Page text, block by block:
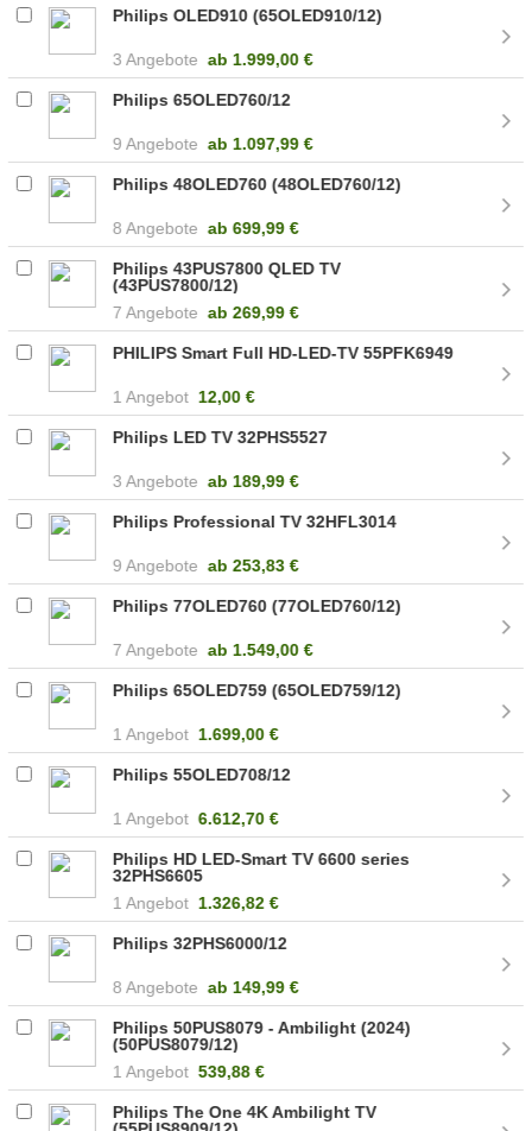
Philips OLED910 (65OLED910/12)
3 Angebote ab 1.999,00 €
Philips 65OLED760/12
9 Angebote ab 1.097,99 €
Philips 48OLED760 (48OLED760/12)
8 Angebote ab 699,99 €
Philips 43PUS7800 QLED TV
(43PUS7800/12)
7 Angebote ab 269,99 €
PHILIPS Smart Full HD-LED-TV 55PFK6949
1 Angebot 12,00 €
Philips LED TV 32PHS5527
3 Angebote ab 189,99 €
Philips Professional TV 32HFL3014
9 Angebote ab 253,83 €
Philips 77OLED760 (77OLED760/12)
7 Angebote ab 1.549,00 €
Philips 65OLED759 (65OLED759/12)
1 Angebot 1.699,00 €
Philips 55OLED708/12
1 Angebot 6.612,70 €
Philips HD LED-Smart TV 6600 series
32PHS6605
1 Angebot 1.326,82 €
Philips 32PHS6000/12
8 Angebote ab 149,99 €
Philips 50PUS8079 - Ambilight (2024)
(50PUS8079/12)
1 Angebot 539,88 €
Philips The One 4K Ambilight TV